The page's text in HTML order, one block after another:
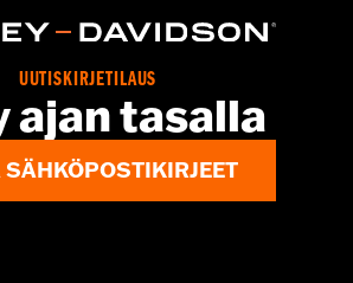
bracket and mounting hardware
UUTISKIRJETILAUS
ajan tasalla